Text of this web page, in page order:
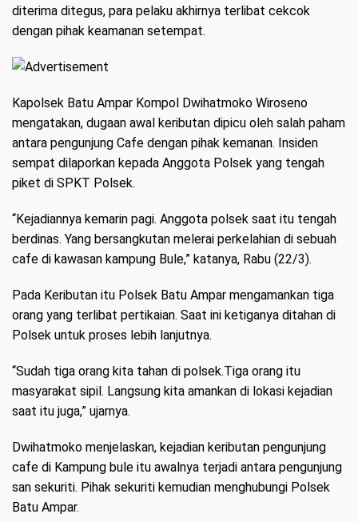
diterima ditegus, para pelaku akhirnya terlibat cekcok
dengan pihak keamanan setempat.
Kapolsek Batu Ampar Kompol Dwihatmoko Wiroseno
mengatakan, dugaan awal keributan dipicu oleh salah paham
antara pengunjung Cafe dengan pihak kemanan. Insiden
sempat dilaporkan kepada Anggota Polsek yang tengah
piket di SPKT Polsek.
“Kejadiannya kemarin pagi. Anggota polsek saat itu tengah
berdinas. Yang bersangkutan melerai perkelahian di sebuah
cafe di kawasan kampung Bule,” katanya, Rabu (22/3).
Pada Keributan itu Polsek Batu Ampar mengamankan tiga
orang yang terlibat pertikaian. Saat ini ketiganya ditahan di
Polsek untuk proses lebih lanjutnya.
“Sudah tiga orang kita tahan di polsek.Tiga orang itu
masyarakat sipil. Langsung kita amankan di lokasi kejadian
saat itu juga,” ujarnya.
Dwihatmoko menjelaskan, kejadian keributan pengunjung
cafe di Kampung bule itu awalnya terjadi antara pengunjung
san sekuriti. Pihak sekuriti kemudian menghubungi Polsek
Batu Ampar.